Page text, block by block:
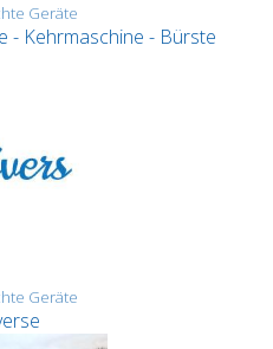
Geräte
- Kehrmaschine - Bürste
Geräte